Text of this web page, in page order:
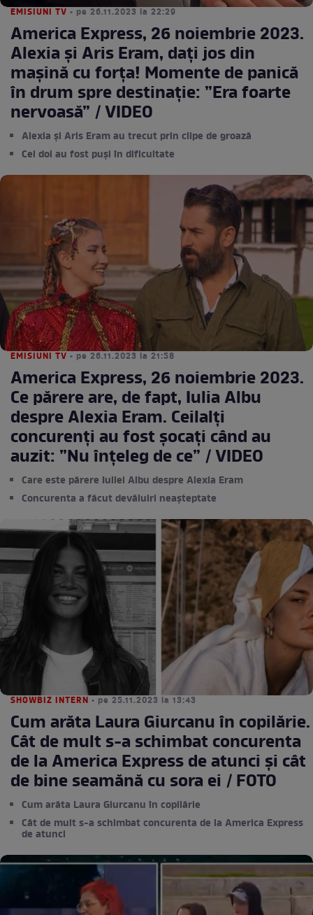
EMISIUNI TV • pe 26.11.2023 la 22:29
America Express, 26 noiembrie 2023.
Alexia și Aris Eram, dați jos din
mașină cu forța! Momente de panică
în drum spre destinație: ”Era foarte
nervoasă” / VIDEO
Alexia și Aris Eram au trecut prin clipe de groază
Cei doi au fost puși în dificultate
EMISIUNI TV • pe 26.11.2023 la 21:58
America Express, 26 noiembrie 2023.
Ce părere are, de fapt, Iulia Albu
despre Alexia Eram. Ceilalți
concurenți au fost șocați când au
auzit: ”Nu înțeleg de ce” / VIDEO
Care este părere Iuliei Albu despre Alexia Eram
Concurenta a făcut devăluiri neașteptate
SHOWBIZ INTERN • pe 25.11.2023 la 13:43
Cum arăta Laura Giurcanu în copilărie.
Cât de mult s-a schimbat concurenta
de la America Express de atunci și cât
de bine seamănă cu sora ei / FOTO
Cum arăta Laura Giurcanu în copilărie
Cât de mult s-a schimbat concurenta de la America Express
de atunci